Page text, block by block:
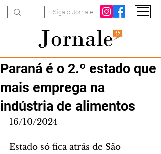
Siga o Jornale
Paraná é o 2.º estado que
mais emprega na
indústria de alimentos
16/10/2024
Estado só fica atrás de São